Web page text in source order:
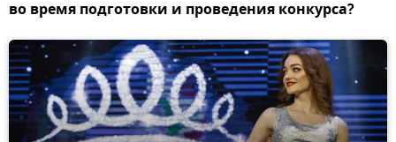
во время подготовки и проведения конкурса?